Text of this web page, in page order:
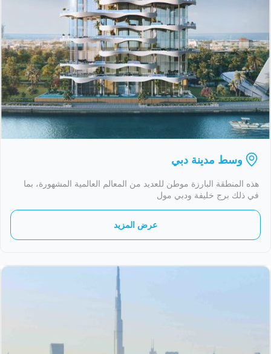
وسط مدينة دبي
هذه المنطقة البارزة موطن للعديد من المعالم العالمية المشهورة، بما
في ذلك برج خليفة ودبي مول
عرض المزيد